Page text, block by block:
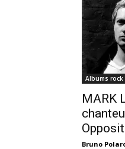
Albums rock
MARK
Bruno